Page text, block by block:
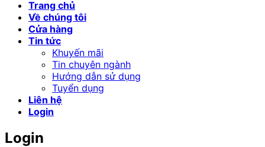
Trang chủ
Về chúng tôi
Cửa hàng
Tin tức
Khuyến mãi
Tin chuyên ngành
Hướng dẫn sử dụng
Tuyển dụng
Liên hệ
Login
Login